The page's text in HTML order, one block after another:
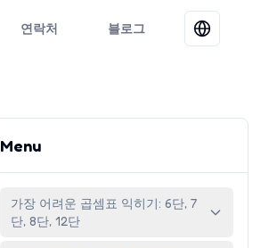
연락처 블로그
Menu
가장 어려운 곱셈표 익히기: 6단, 7
단, 8단, 12단